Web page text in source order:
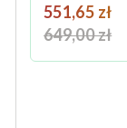
Cena
551,65 zł
649,00 zł